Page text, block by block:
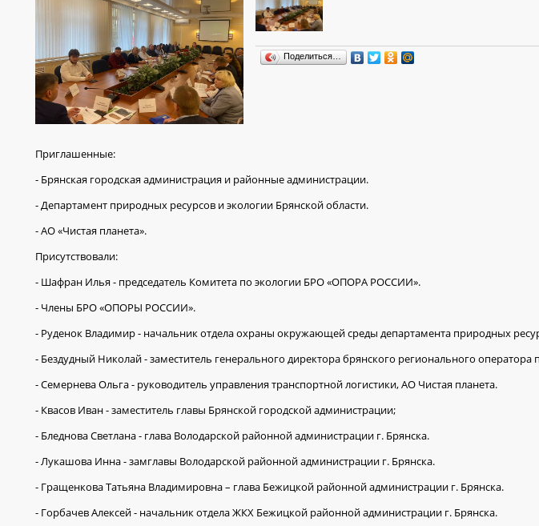
Поделиться…
Приглашенные:
- Брянская городская администрация и районные администрации.
- Департамент природных ресурсов и экологии Брянской области.
- АО «Чистая планета».
Присутствовали:
- Шафран Илья - председатель Комитета по экологии БРО «ОПОРА РОССИИ».
- Члены БРО «ОПОРЫ РОССИИ».
- Руденок Владимир - начальник отдела охраны окружающей среды департамента природных
- Бездудный Николай - заместитель генерального директора брянского регионального
- Семернева Ольга - руководитель управления транспортной логистики, АО Чистая планета.
- Квасов Иван - заместитель главы Брянской городской администрации;
- Бледнова Светлана - глава Володарской районной администрации г. Брянска.
- Лукашова Инна - замглавы Володарской районной администрации г. Брянска.
- Гращенкова Татьяна Владимировна – глава Бежицкой районной администрации г. Брянска.
- Горбачев Алексей - начальник отдела ЖКХ Бежицкой районной администрации г. Брянска.